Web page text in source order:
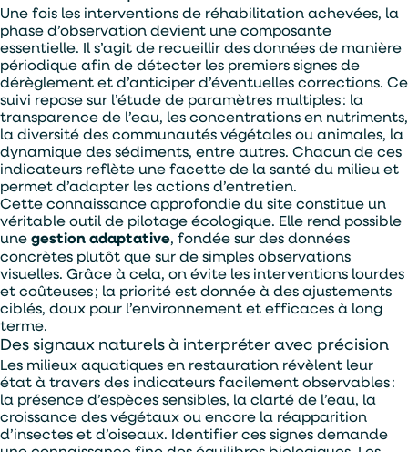
Je souhaite être contacter par :
Téléphone Mail
Alternative:
Une fois les interventions de réhabilitation achevées, la
phase d’observation devient une composante
essentielle. Il s’agit de recueillir des données de manière
périodique afin de détecter les premiers signes de
dérèglement et d’anticiper d’éventuelles corrections. Ce
suivi repose sur l’étude de paramètres multiples : la
transparence de l’eau, les concentrations en nutriments,
la diversité des communautés végétales ou animales, la
dynamique des sédiments, entre autres. Chacun de ces
indicateurs reflète une facette de la santé du milieu et
permet d’adapter les actions d’entretien.
Cette connaissance approfondie du site constitue un
véritable outil de pilotage écologique. Elle rend possible
unegestion adaptative, fondée sur des données
concrètes plutôt que sur de simples observations
visuelles. Grâce à cela, on évite les interventions lourdes
et coûteuses ; la priorité est donnée à des ajustements
ciblés, doux pour l’environnement et efficaces à long
terme.
Des signaux naturels à interpréter avec précision
Les milieux aquatiques en restauration révèlent leur
état à travers des indicateurs facilement observables :
la présence d’espèces sensibles, la clarté de l’eau, la
croissance des végétaux ou encore la réapparition
d’insectes et d’oiseaux. Identifier ces signes demande